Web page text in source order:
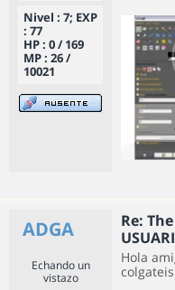
Nivel : 7; EXP
: 77
HP : 0 / 169
MP : 26 /
10021
ADGA
Re:
Echando un
vistazo
Hola
colgateis